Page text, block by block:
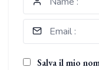
Salva il mio